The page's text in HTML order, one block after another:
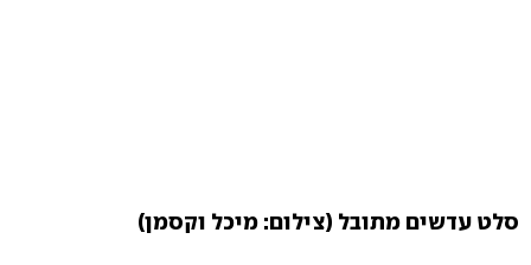
סלט עדשים מתובל (צילום: מיכל וקסמן)